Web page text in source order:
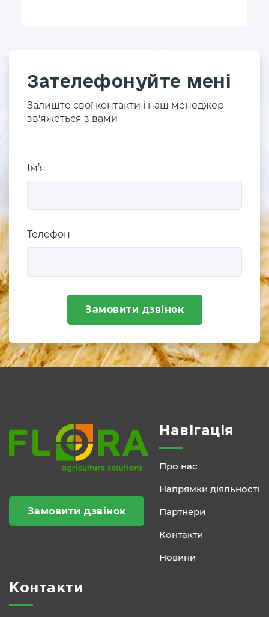
Зателефонуйте мені
Залиште свої контакти і наш менеджер
зв'яжеться з вами
Ім’я
Телефон
Замовити дзвінок
Замовити дзвінок
Навігація
Про нас
Напрямки діяльності
Партнери
Контакти
Новини
Контакти